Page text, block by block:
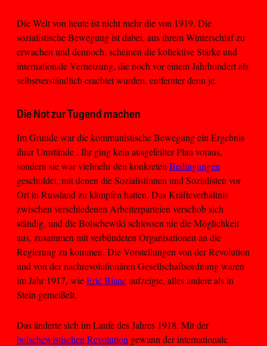
Die Welt von heute ist nicht mehr die von 1919. Die
sozialistische Bewegung ist dabei, aus ihrem Winterschlaf zu
erwachen und dennoch, scheinen die kollektive Stärke und
internationale Vernetzung, die noch vor einem Jahrhundert als
selbstverständlich erachtet wurden, entfernter denn je.
Die Not zur Tugend machen
Im Grunde war die kommunistische Bewegung ein Ergebnis
ihrer Umstände . Ihr ging kein ausgefeilter Plan voraus,
sondern sie war vielmehr den konkreten Bedingungen
geschuldet, mit denen die Sozialistinnen und Sozialisten vor
Ort in Russland zu kämpfen hatten. Das Kräfteverhältnis
zwischen verschiedenen Arbeiterparteien verschob sich
ständig, und die Bolschewiki schlossen nie die Möglichkeit
aus, zusammen mit verbündeten Organisationen an die
Regierung zu kommen. Die Vorstellungen von der Revolution
und von der nachrevolutionären Gesellschaftsordnung waren
im Jahr 1917, wieEric Blancaufzeigte, alles andere als in
Stein gemeißelt.
Das änderte sich im Laufe des Jahres 1918. Mit der
bolschewistischen Revolution gewann der internationale